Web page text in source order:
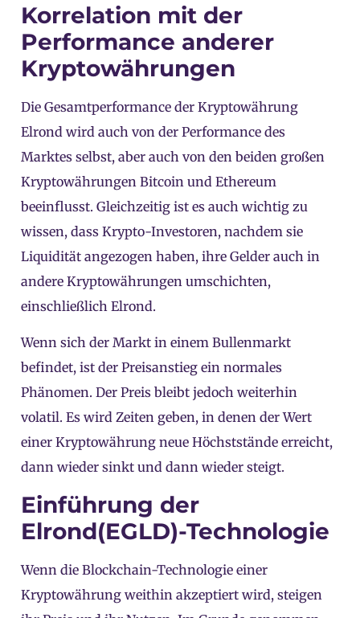
Korrelation mit der
Performance anderer
Kryptowährungen
Die Gesamtperformance der Kryptowährung
Elrond wird auch von der Performance des
Marktes selbst, aber auch von den beiden großen
Kryptowährungen Bitcoin und Ethereum
beeinflusst. Gleichzeitig ist es auch wichtig zu
wissen, dass Krypto-Investoren, nachdem sie
Liquidität angezogen haben, ihre Gelder auch in
andere Kryptowährungen umschichten,
einschließlich Elrond.
Wenn sich der Markt in einem Bullenmarkt
befindet, ist der Preisanstieg ein normales
Phänomen. Der Preis bleibt jedoch weiterhin
volatil. Es wird Zeiten geben, in denen der Wert
einer Kryptowährung neue Höchststände erreicht,
dann wieder sinkt und dann wieder steigt.
Einführung der
Elrond(EGLD)-Technologie
Wenn die Blockchain-Technologie einer
Kryptowährung weithin akzeptiert wird, steigen